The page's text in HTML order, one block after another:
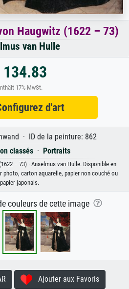
Haugwitz (1622 – 73)
van Hulle
134.83
17% MwSt.
d'art
· ID de la peinture: 862
classés· Portraits
– 73) · Anselmus van Hulle. Disponible en
photo, carton aquarelle, papier non couché ou
papier japonais.
couleurs de cette image
Ajouter aux Favoris